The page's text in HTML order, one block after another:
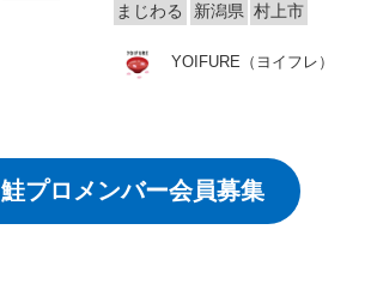
まじわる
新潟県 村上市
YOIFURE（ヨイフレ）
鮭プロメンバー会員募集